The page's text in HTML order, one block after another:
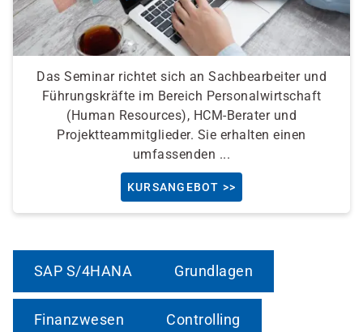
Das Seminar richtet sich an Sachbearbeiter und
Führungskräfte im Bereich Personalwirtschaft
(Human Resources), HCM-Berater und
Projektteammitglieder. Sie erhalten einen
umfassenden ...
KURSANGEBOT >>
SAP S/4HANA Grundlagen
Finanzwesen Controlling